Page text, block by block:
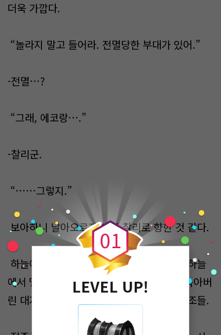
더욱 가깝다.
“놀라지 말고 들어라. 전멸당한 부대가 있어.”
-전멸…?
“그래, 에코랑….”
-찰리군.
“……그렇지.”
보아하니 날아오르자 마자 찰리로 향한 것 같다.
하늘에서 바라본 찰리의 형체는 처참했다. 하늘
에서 떨어진 네이팜, 검게 탄 시체, 고열에 녹아버
린 대지, 이리저리 휘어져 있는 비행선의 골조들.
0
0
1
LEVEL UP!